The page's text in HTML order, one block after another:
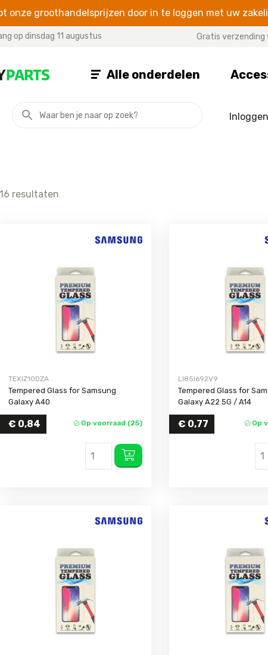
onze groothandelsprijzen door in te loggen met uw
op dinsdag 11 augustus Gratis verzending
Alle onderdelen
SE SERIES X – 13 SERIES
For iPhone X
14
For
For
For
For
For
Inloggen
16 resultaten
TEXIZ1ODZA
Tempered Glass for Samsung
Galaxy A40
€ 0,84 Op voorraad (25)
LI85I692V9
Tempered Glass for
Galaxy A22 5G / A14
€ 0,77 Op